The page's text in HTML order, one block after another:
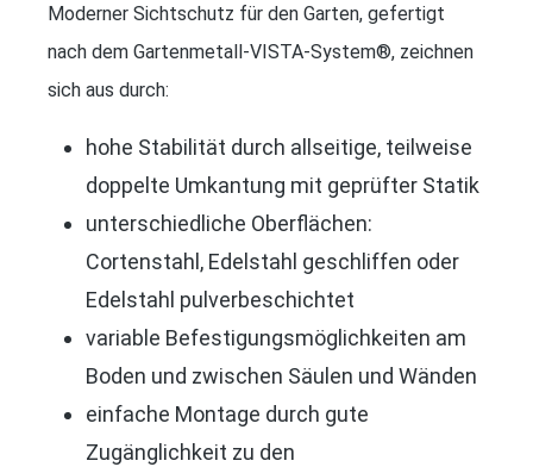
Moderner Sichtschutz für den Garten, gefertigt
nach dem Gartenmetall-VISTA-System®, zeichnen
sich aus durch:
hohe Stabilität durch allseitige, teilweise
doppelte Umkantung mit geprüfter Statik
unterschiedliche Oberflächen:
Cortenstahl, Edelstahl geschliffen oder
Edelstahl pulverbeschichtet
variable Befestigungsmöglichkeiten am
Boden und zwischen Säulen und Wänden
einfache Montage durch gute
Zugänglichkeit zu den